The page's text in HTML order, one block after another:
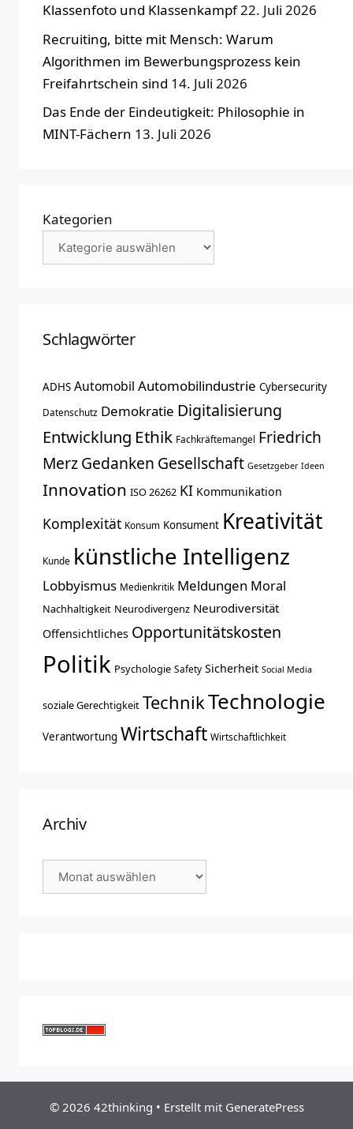
Klassenfoto und Klassenkampf22. Juli 2026
Recruiting, bitte mit Mensch: Warum
Algorithmen im Bewerbungsprozess kein
Freifahrtschein sind 14. Juli 2026
Das Ende der Eindeutigkeit: Philosophie in
MINT-Fächern 13. Juli 2026
Kategorien
Schlagwörter
ADHS Automobil Automobilindustrie Cybersecurity
Datenschutz Demokratie Digitalisierung
Entwicklung Ethik Fachkräftemangel Friedrich
MerzGedanken Gesellschaft Gesetzgeber Ideen
Innovation ISO 26262 KI Kommunikation
Komplexität Konsum Konsument Kreativität
Kunde künstliche Intelligenz
Lobbyismus Medienkritik Meldungen Moral
Nachhaltigkeit Neurodivergenz Neurodiversität
Offensichtliches Opportunitätskosten
Politik Psychologie Safety Sicherheit Social Media
soziale Gerechtigkeit TechnikTechnologie
Verantwortung Wirtschaft Wirtschaftlichkeit
Archiv
Archiv
© 2026 42thinking • Erstellt mit GeneratePress